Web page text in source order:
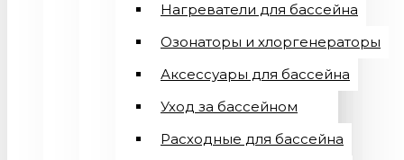
Нагреватели для бассейна
Озонаторы и хлоргенераторы
Аксессуары для бассейна
Уход за бассейном
Расходные для бассейна